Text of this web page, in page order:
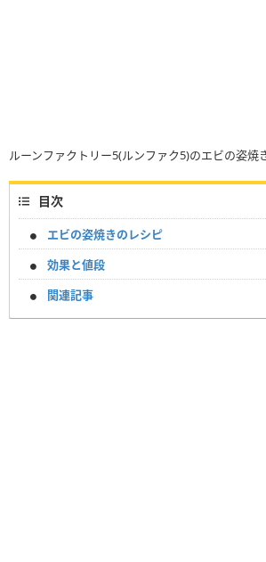
ルーンファクトリー5(ルンファク5)のエビの姿焼
目次
エビの姿焼きのレシピ
効果と値段
関連記事